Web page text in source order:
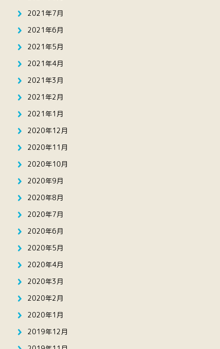
2021年7月
2021年6月
2021年5月
2021年4月
2021年3月
2021年2月
2021年1月
2020年12月
2020年11月
2020年10月
2020年9月
2020年8月
2020年7月
2020年6月
2020年5月
2020年4月
2020年3月
2020年2月
2020年1月
2019年12月